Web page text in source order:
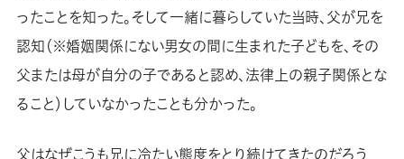
ったことを知った。そして一緒に暮らしていた当時、父が兄を
認知（※婚姻関係にない男女の間に生まれた子どもを、その
父または母が自分の子であると認め、法律上の親子関係とな
ること）していなかったことも分かった。
父はなぜこうも兄に冷たい態度をとり続けてきたのだろう